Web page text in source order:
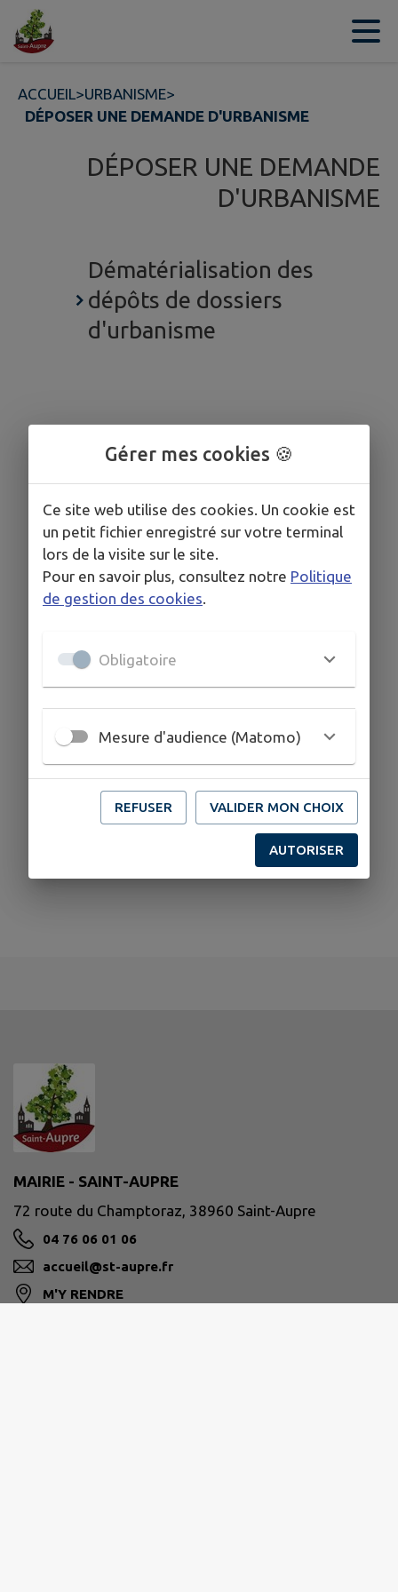
Contenu
ACCUEIL>URBANISME>
DÉPOSER UNE DEMANDE D'URBANISME
DÉPOSER UNE DEMANDE
D'URBANISME
Dématérialisation des
dépôts de dossiers
d'urbanisme
MAIRIE - SAINT-AUPRE
72 route du Champtoraz, 38960 Saint-Aupre
04 76 06 01 06
accueil@st-aupre.fr
M'Y RENDRE
Gérer mes cookies 🍪
Ce site web utilise des cookies. Un cookie est
un petit fichier enregistré sur votre terminal
lors de la visite sur le site.
Pour en savoir plus, consultez notre Politique
de gestion des cookies.
Obligatoire
Mesure d'audience (Matomo)
REFUSER VALIDER MON CHOIX
AUTORISER